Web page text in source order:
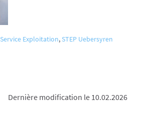
Service Exploitation, STEP Uebersyren
Dernière modification le 10.02.2026